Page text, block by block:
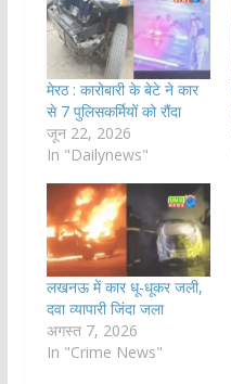
मेरठ : कारोबारी के बेटे ने कार
से 7 पुलिसकर्मियों को रौंदा
जून 22, 2026
In "Dailynews"
लखनऊ में कार धू-धूकर जली,
दवा व्यापारी जिंदा जला
अगस्त 7, 2026
In "Crime News"